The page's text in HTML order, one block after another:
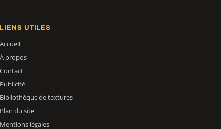
LIENS UTILES
Accueil
À propos
Contact
Publicité
Bibliothèque de textures
Plan du site
Mentions légales